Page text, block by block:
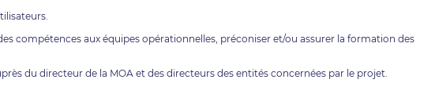
compétences aux équipes opérationnelles, préconiser et/ou assurer la formation des
du directeur de la MOA et des directeurs des entités concernées par le projet.